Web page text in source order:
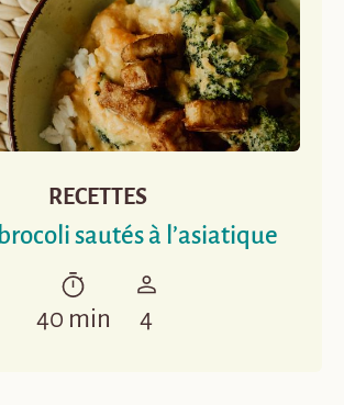
RECETTES
sautés à l’asiatique
40 min 4